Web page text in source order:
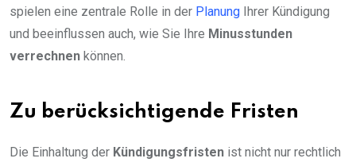
spielen eine zentrale Rolle in der Planung Ihrer Kündigung
und beeinflussen auch, wie Sie Ihre Minusstunden
verrechnen können.
Zu berücksichtigende Fristen
Die Einhaltung der Kündigungsfristen ist nicht nur rechtlich